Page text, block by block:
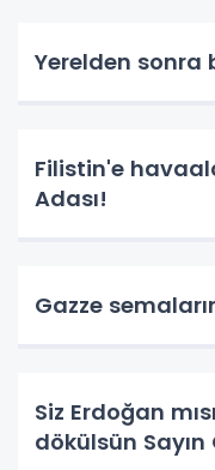
Yerelden
Filistin'e
Adası!
Gazze
Siz Erdoğan
dökülsün Sayın